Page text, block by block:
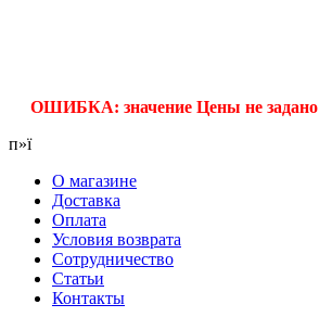
ОШИБКА: значение Цены не задано
п»ї
О магазине
Доставка
Оплата
Условия возврата
Сотрудничество
Статьи
Контакты